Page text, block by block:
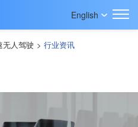
English
无人驾驶 > 行业资讯